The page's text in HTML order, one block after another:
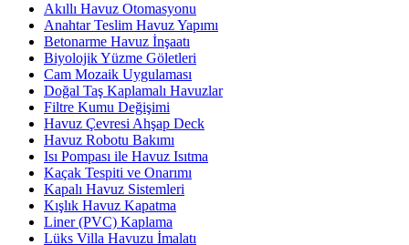
Akıllı Havuz Otomasyonu
Anahtar Teslim Havuz Yapımı
Betonarme Havuz İnşaatı
Biyolojik Yüzme Göletleri
Cam Mozaik Uygulaması
Doğal Taş Kaplamalı Havuzlar
Filtre Kumu Değişimi
Havuz Çevresi Ahşap Deck
Havuz Robotu Bakımı
Isı Pompası ile Havuz Isıtma
Kaçak Tespiti ve Onarımı
Kapalı Havuz Sistemleri
Kışlık Havuz Kapatma
Liner (PVC) Kaplama
Lüks Villa Havuzu İmalatı